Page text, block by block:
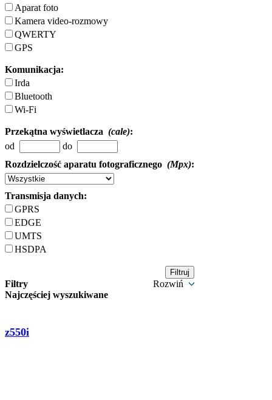
Aparat foto
Kamera video-rozmowy
QWERTY
GPS
Komunikacja:
Irda
Bluetooth
Wi-Fi
Przekątna wyświetlacza (cale):
od
do
Rozdzielczość aparatu fotograficznego (Mpx):
Transmisja danych:
GPRS
EDGE
UMTS
HSDPA
Filtry
Rozwiń
Najczęściej wyszukiwane
z550i